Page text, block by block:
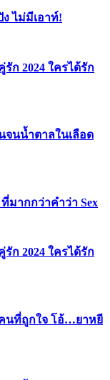
ไม่มีเอาท์!
ก 2024 ใครได้รัก
จนน้ำตาลในเลือด
มากกว่าคำว่า Sex
ก 2024 ใครได้รัก
คนที่ถูกใจ โอ้…ยาหยี